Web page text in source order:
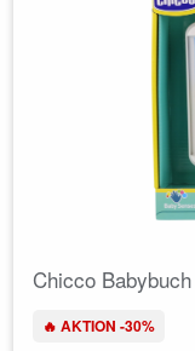
Chicco Babybuch
🔥 AKTION -30%